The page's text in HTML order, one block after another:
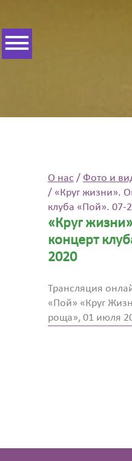
О нас / Фото и
/ «Круг жизни».
клуба «Пой». 07-
«Круг
концерт
2020
Трансляция
«Пой» «Круг
роща», 01 июля